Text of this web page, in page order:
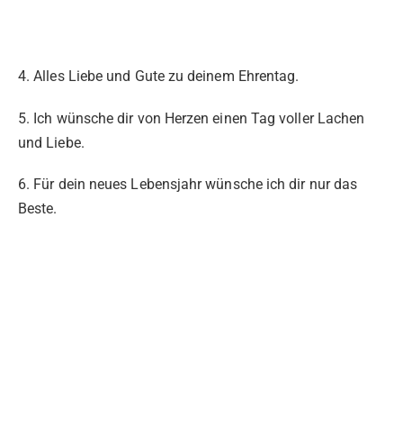
4. Alles Liebe und Gute zu deinem Ehrentag.
5. Ich wünsche dir von Herzen einen Tag voller Lachen
und Liebe.
6. Für dein neues Lebensjahr wünsche ich dir nur das
Beste.